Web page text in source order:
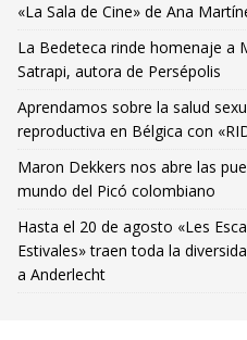
«La Sala de Cine» de Ana
La Bedeteca rinde homenaje a
Satrapi, autora de Persépolis
Aprendamos sobre la salud
reproductiva en Bélgica con
Maron Dekkers nos abre las
mundo del Picó colombiano
Hasta el 20 de agosto «Les
Estivales» traen toda la
a Anderlecht